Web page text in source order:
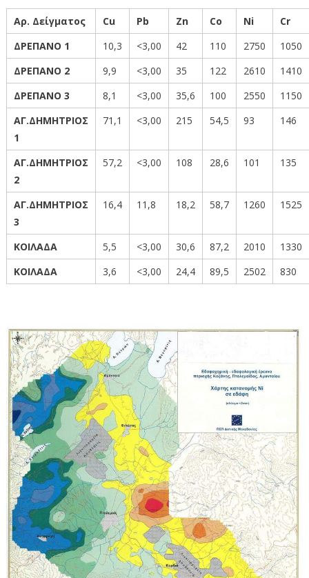
Αρ. Δείγματος Cu Pb Zn Co Ni
Cr
ΔΡΕΠΑΝΟ 1
10,3 <3,00 42 110 2750
1050
ΔΡΕΠΑΝΟ 2
9,9 <3,00 35 122 2610
1410
ΔΡΕΠΑΝΟ 3
8,1 <3,00 35,6 100 2550
1150
ΑΓ.ΔΗΜΗΤΡΙΟΣ
1
71,1 <3,00 215 54,5 93 146
ΑΓ.ΔΗΜΗΤΡΙΟΣ
2
57,2 <3,00 108 28,6 101 135
ΑΓ.ΔΗΜΗΤΡΙΟΣ
3
16,4 11,8 18,2 58,7 1260 1525
ΚΟΙΛΑΔΑ 5,5 <3,00 30,6 87,2 2010
1330
ΚΟΙΛΑΔΑ
3,6 <3,00 24,4 89,5 2502 830